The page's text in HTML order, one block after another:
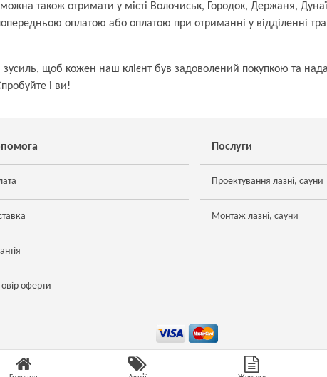
також отримати у місті Волочиськ, Городок, Держаня,
оплатою або оплатою при отриманні у відділенні
щоб кожен наш клієнт був задоволений покупкою та
і ви!
оферти
Послуги
Проектування лазні, сауни
Монтаж лазні, сауни